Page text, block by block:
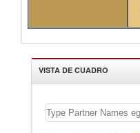
VISTA DE CUADRO